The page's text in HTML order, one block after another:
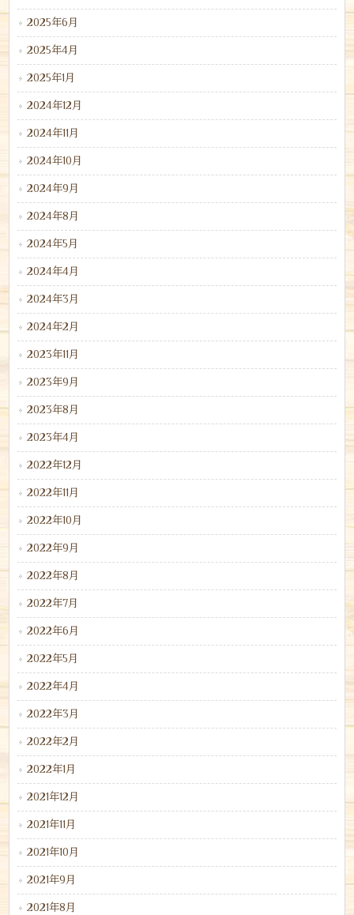
2025年6月
2025年4月
2025年1月
2024年12月
2024年11月
2024年10月
2024年9月
2024年8月
2024年5月
2024年4月
2024年3月
2024年2月
2023年11月
2023年9月
2023年8月
2023年4月
2022年12月
2022年11月
2022年10月
2022年9月
2022年8月
2022年7月
2022年6月
2022年5月
2022年4月
2022年3月
2022年2月
2022年1月
2021年12月
2021年11月
2021年10月
2021年9月
2021年8月